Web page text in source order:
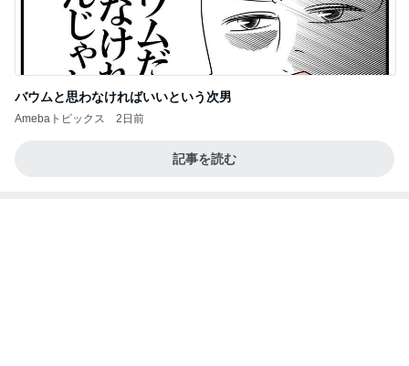
バウムと思わなければいいという次男
Amebaトピックス 2日前
記事を読む